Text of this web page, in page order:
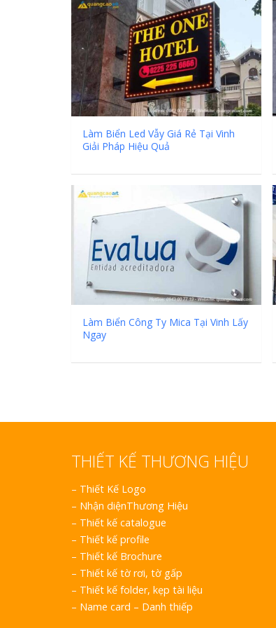
Làm Biển Led Vẫy Giá Rẻ Tại Vinh
Giải Pháp Hiệu Quả
Làm Biển Công Ty Mica Tại Vinh Lấy
Ngay
THIẾT KẾ THƯƠNG HIỆU
– Thiết Kế Logo
– Nhận diệnThương Hiệu
– Thiết kế catalogue
– Thiết kế profile
– Thiết kế Brochure
– Thiết kế tờ rơi, tờ gấp
– Thiết kế folder, kẹp tài liệu
– Name card – Danh thiếp